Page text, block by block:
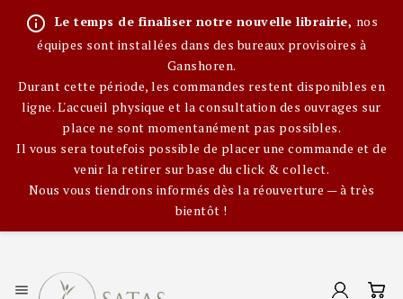
info_outline Le temps de finaliser notre nouvelle librairie, nos
équipes sont installées dans des bureaux provisoires à
Ganshoren.
Durant cette période, les commandes restent disponibles en
ligne. L'accueil physique et la consultation des ouvrages sur
place ne sont momentanément pas possibles.
Il vous sera toutefois possible de placer une commande et de
venir la retirer sur base du click & collect.
Nous vous tiendrons informés dès la réouverture — à très
bientôt !
